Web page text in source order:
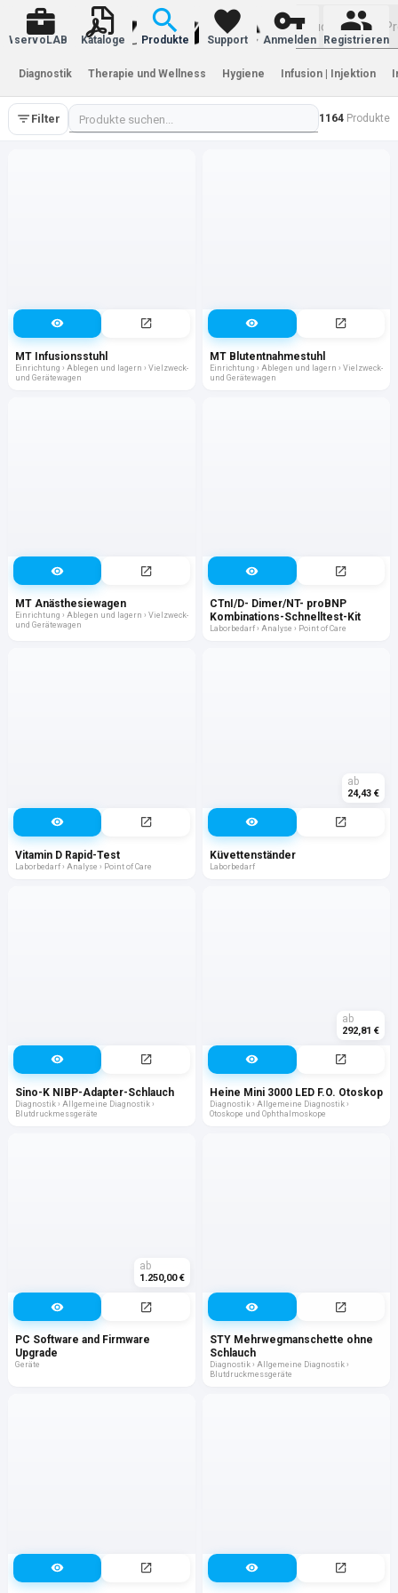
Warenkorb
servoLAB Kataloge Produkte Support Anmelden Registrieren
Diagnostik Therapie und Wellness Hygiene Infusion | Injektion
Filter 1164 Produkte
MT Infusionsstuhl
Einrichtung › Ablegen und lagern › Vielzweck-
und Gerätewagen
MT Blutentnahmestuhl
Einrichtung › Ablegen und lagern › Vielzweck-
und Gerätewagen
MT Anästhesiewagen
Einrichtung › Ablegen und lagern › Vielzweck-
und Gerätewagen
CTnI/D- Dimer/NT- proBNP
Kombinations-Schnelltest-Kit
Laborbedarf › Analyse › Point of Care
Vitamin D Rapid-Test
Laborbedarf › Analyse › Point of Care
ab
24,43 €
Küvettenständer
Laborbedarf
Sino-K NIBP-Adapter-Schlauch
Diagnostik › Allgemeine Diagnostik ›
Blutdruckmessgeräte
ab
292,81 €
Heine Mini 3000 LED F.O. Otoskop
Diagnostik › Allgemeine Diagnostik ›
Otoskope und Ophthalmoskope
ab
1.250,00 €
PC Software and Firmware
Upgrade
Geräte
STY Mehrwegmanschette ohne
Schlauch
Diagnostik › Allgemeine Diagnostik ›
Blutdruckmessgeräte